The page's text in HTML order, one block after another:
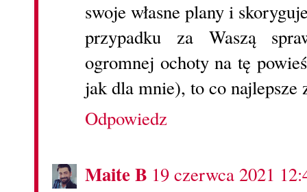
swoje własne plany i
przypadku za Waszą
ogromnej ochoty na tę
jak dla mnie), to co najlepsze
Odpowiedz
Maite B 19 czerwca 2021